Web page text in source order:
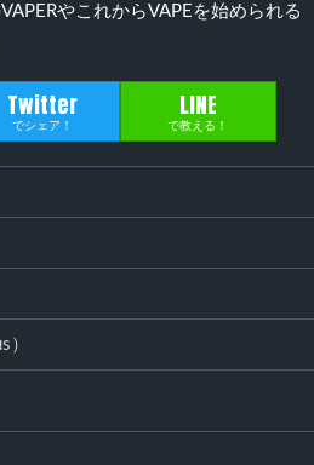
やこれからVAPEを始められる
Twitter
でシェア！
LINE
で教える！